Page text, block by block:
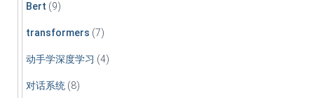
Bert (9)
transformers (7)
动手学深度学习 (4)
对话系统 (8)